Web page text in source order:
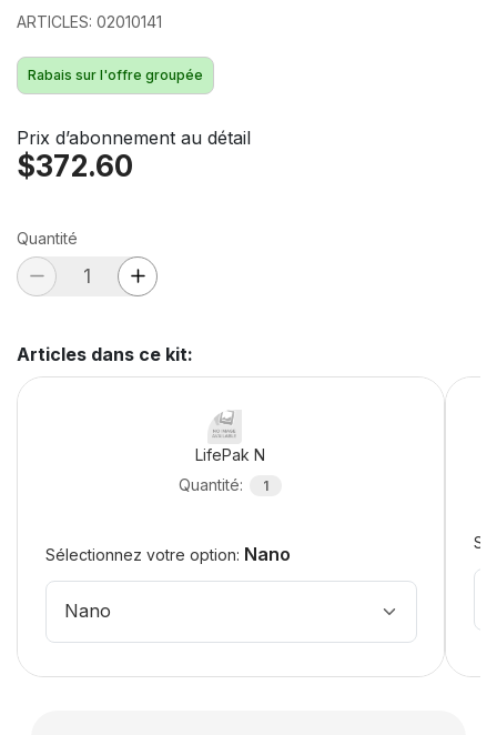
ARTICLES: 02010141
Rabais sur l'offre groupée
Prix d’abonnement au détail
$372.60
Quantité
Articles dans ce kit:
LifePak N
Quantité: 1
Sélectionnez votre option: Nano
Nano